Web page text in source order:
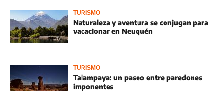
TURISMO
Naturaleza y aventura se conjugan para
vacacionar en Neuquén
TURISMO
Talampaya: un paseo entre paredones
imponentes